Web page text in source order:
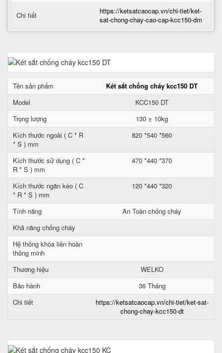
Chi tiết
https://ketsatcaocap.vn/chi-tiet/ket-
sat-chong-chay-cao-cap-kcc150-dm
Tên sản phẩm
Két sắt chống cháy kcc150 DT
Model
KCC150 DT
Trọng lượng
130 ± 10kg
Kích thước ngoài ( C * R
* S ) mm
820 *540 *560
Kích thước sử dụng ( C *
R * S ) mm
470 *440 *370
Kích thước ngăn kéo ( C
* R * S ) mm
120 *440 *320
Tính năng
An Toàn chống cháy
Khả năng chống cháy
Hệ thống khóa liên hoàn
thông minh
Thương hiệu
WELKO
Bảo hành
36 Tháng
Chi tiết
https://ketsatcaocap.vn/chi-tiet/ket-sat-
chong-chay-kcc150-dt